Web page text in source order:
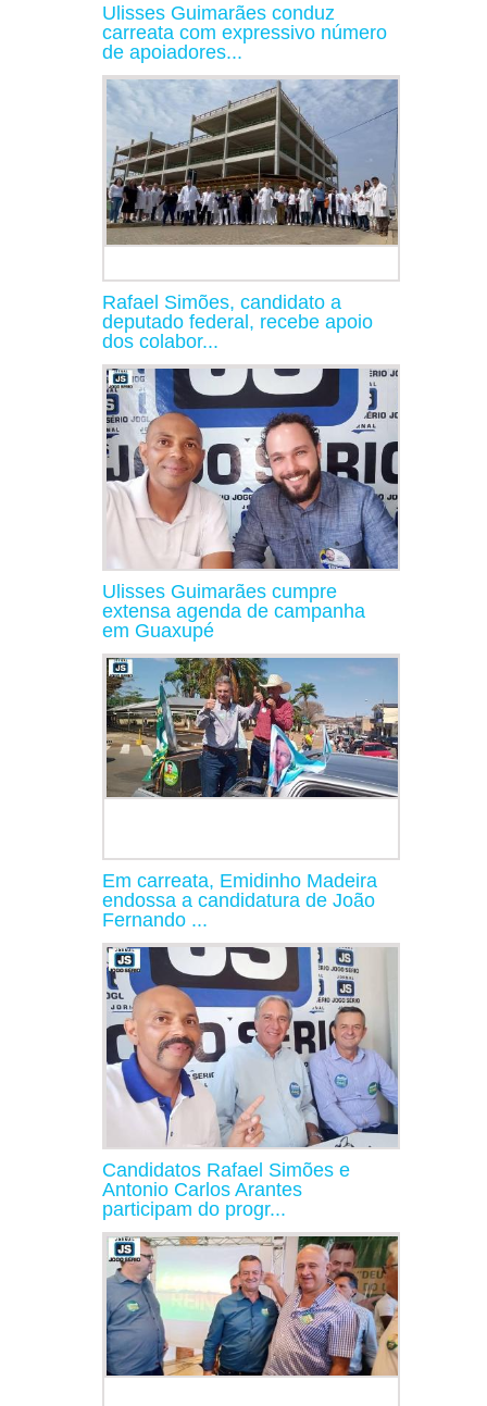
Ulisses Guimarães conduz
carreata com expressivo número
de apoiadores...
Rafael Simões, candidato a
deputado federal, recebe apoio
dos colabor...
Ulisses Guimarães cumpre
extensa agenda de campanha
em Guaxupé
Em carreata, Emidinho Madeira
endossa a candidatura de João
Fernando ...
Candidatos Rafael Simões e
Antonio Carlos Arantes
participam do progr...